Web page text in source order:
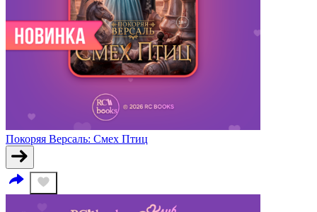
Покоряя Версаль: Смех Птиц